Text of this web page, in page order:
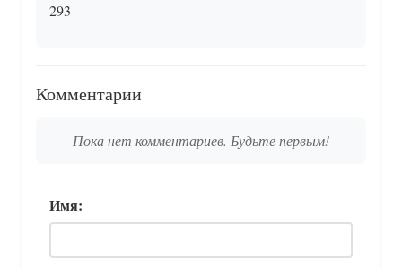
293
Комментарии
Пока нет комментариев. Будьте первым!
Имя: